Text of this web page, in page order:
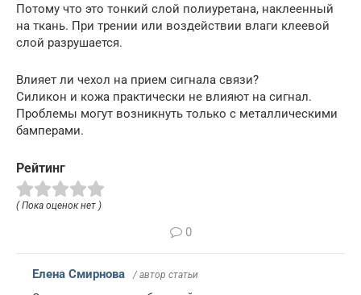
Потому что это тонкий слой полиуретана, наклеенный
на ткань. При трении или воздействии влаги клеевой
слой разрушается.
Влияет ли чехол на прием сигнала связи?
Силикон и кожа практически не влияют на сигнал.
Проблемы могут возникнуть только с металлическими
бамперами.
Рейтинг
( Пока оценок нет )
0
Елена Смирнова / автор статьи